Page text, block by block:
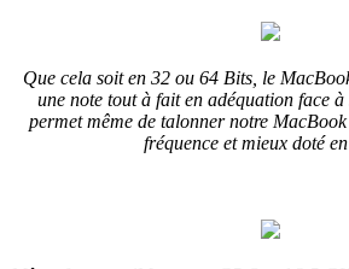
Que cela soit en 32 ou 64 Bits, le
une note tout à fait en adéquation face à
permet même de talonner notre
fréquence et mieux doté